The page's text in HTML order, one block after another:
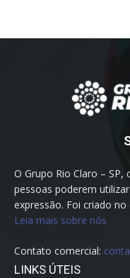
O Grupo Rio Claro –
pessoas poderem
expressão. Foi criado
Leia mais sobre nós
Contato comercial:
LINKS ÚTEIS